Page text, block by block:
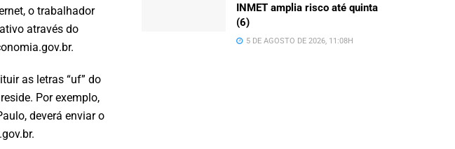
o trabalhador
através do
as letras “uf” do
Por exemplo,
deverá enviar o
INMET amplia risco até quinta
(6)
5 DE AGOSTO DE 2026, 11:08H